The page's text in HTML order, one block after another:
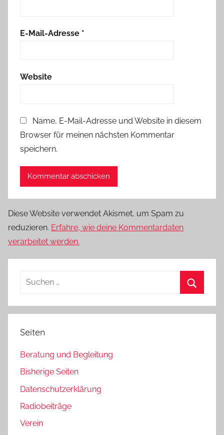
E-Mail-Adresse *
Website
Name, E-Mail-Adresse und Website in diesem
Browser für meinen nächsten Kommentar
speichern.
Diese Website verwendet Akismet, um Spam zu
reduzieren. Erfahre, wie deine Kommentardaten
verarbeitet werden.
Suchen
Seiten
Beratung und Begleitung
Bisherige Seiten
Datenschutzerklärung
Radiobeiträge
Verein